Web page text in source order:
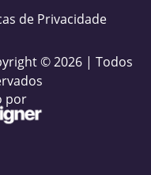
de Privacidade
© 2026 | Todos
por